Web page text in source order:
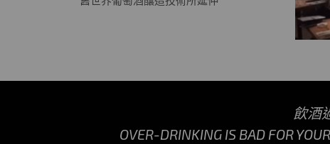
飲酒
OVER-DRINKING IS BAD FOR